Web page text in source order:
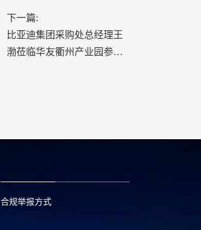
下一篇:
比亚迪集团采购处总经理王
渤莅临华友衢州产业园参观
合规举报方式